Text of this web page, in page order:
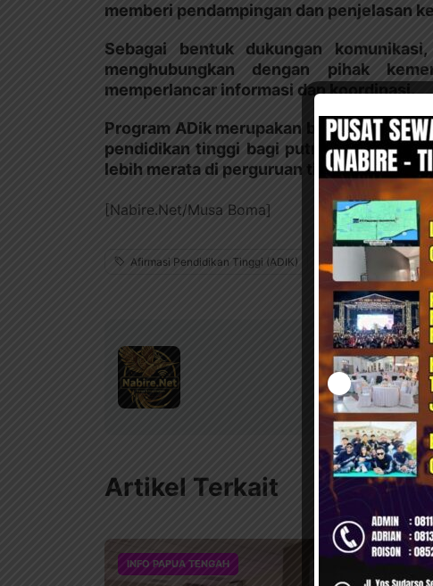
memberi pendampingan dan penjelasan
Sebagai bentuk dukungan
menghubungkan dengan pihak
memperlancar informasi dan koordinasi.
Program ADik merupakan bagian dari
pendidikan tinggi bagi putra-putri asli
lebih merata di perguruan tinggi.
[Nabire.Net/Musa Boma]
Afirmasi Pendidikan Tinggi (ADIK) Beasiswa
Artikel Terkait
INFO PAPUA TENGAH